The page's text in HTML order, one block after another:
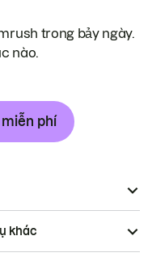
trong bảy ngày.
nào.
phí
khác